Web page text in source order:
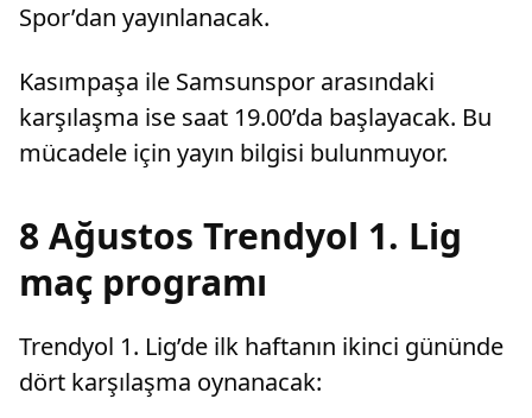
Spor’dan yayınlanacak.
Kasımpaşa ile Samsunspor arasındaki
karşılaşma ise saat 19.00’da başlayacak. Bu
mücadele için yayın bilgisi bulunmuyor.
8 Ağustos Trendyol 1. Lig
maç programı
Trendyol 1. Lig’de ilk haftanın ikinci gününde
dört karşılaşma oynanacak: